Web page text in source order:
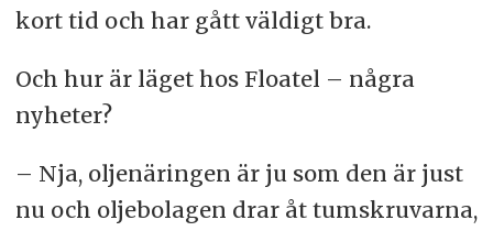
kort tid och har gått väldigt bra.
Och hur är läget hos Floatel – några
nyheter?
– Nja, oljenäringen är ju som den är just
nu och oljebolagen drar åt tumskruvarna,